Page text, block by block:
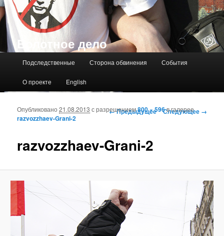
Болотное дело
Подследственные Сторона обвинения События
О проекте English
Навигация по изображениям
← Предыдущее Следующее →
razvozzhaev-Grani-2
Опубликовано21.08.2013 с разрешением800 × 596в галерее
razvozzhaev-Grani-2